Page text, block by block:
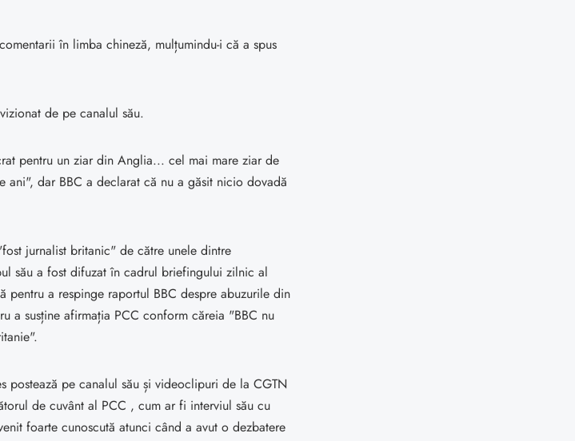
în limba chineză, mulțumindu-i că a spus
de pe canalul său.
pentru un ziar din Anglia... cel mai mare ziar de
ani", dar BBC a declarat că nu a găsit nicio dovadă
jurnalist britanic" de către unele dintre
său a fost difuzat în cadrul briefingului zilnic al
pentru a respinge raportul BBC despre abuzurile din
a susține afirmația PCC conform căreia "BBC nu
postează pe canalul său și videoclipuri de la CGTN
de cuvânt al PCC , cum ar fi interviul său cu
foarte cunoscută atunci când a avut o dezbatere